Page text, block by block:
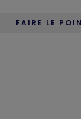
FAIRE LE